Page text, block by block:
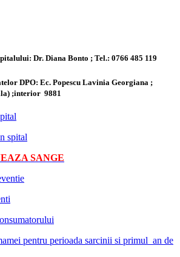
Dr. Diana Bonto ; Tel.: 0766 485 119
DPO: Ec. Popescu Lavinia Georgiana ;
;interior 9881
spital
SANGE
pentru perioada sarcinii si primul an de